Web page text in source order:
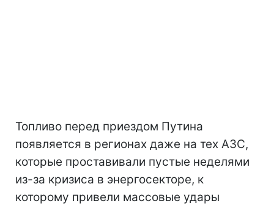
Топливо перед приездом Путина
появляется в регионах даже на тех АЗС,
которые проставивали пустые неделями
из-за кризиса в энергосекторе, к
которому привели массовые удары